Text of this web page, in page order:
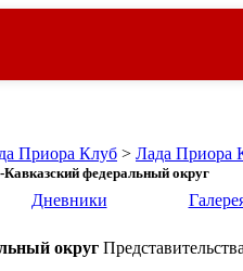
Приора Клуб > Лада Приора
Кавказский федеральный округ
Дневники
округ